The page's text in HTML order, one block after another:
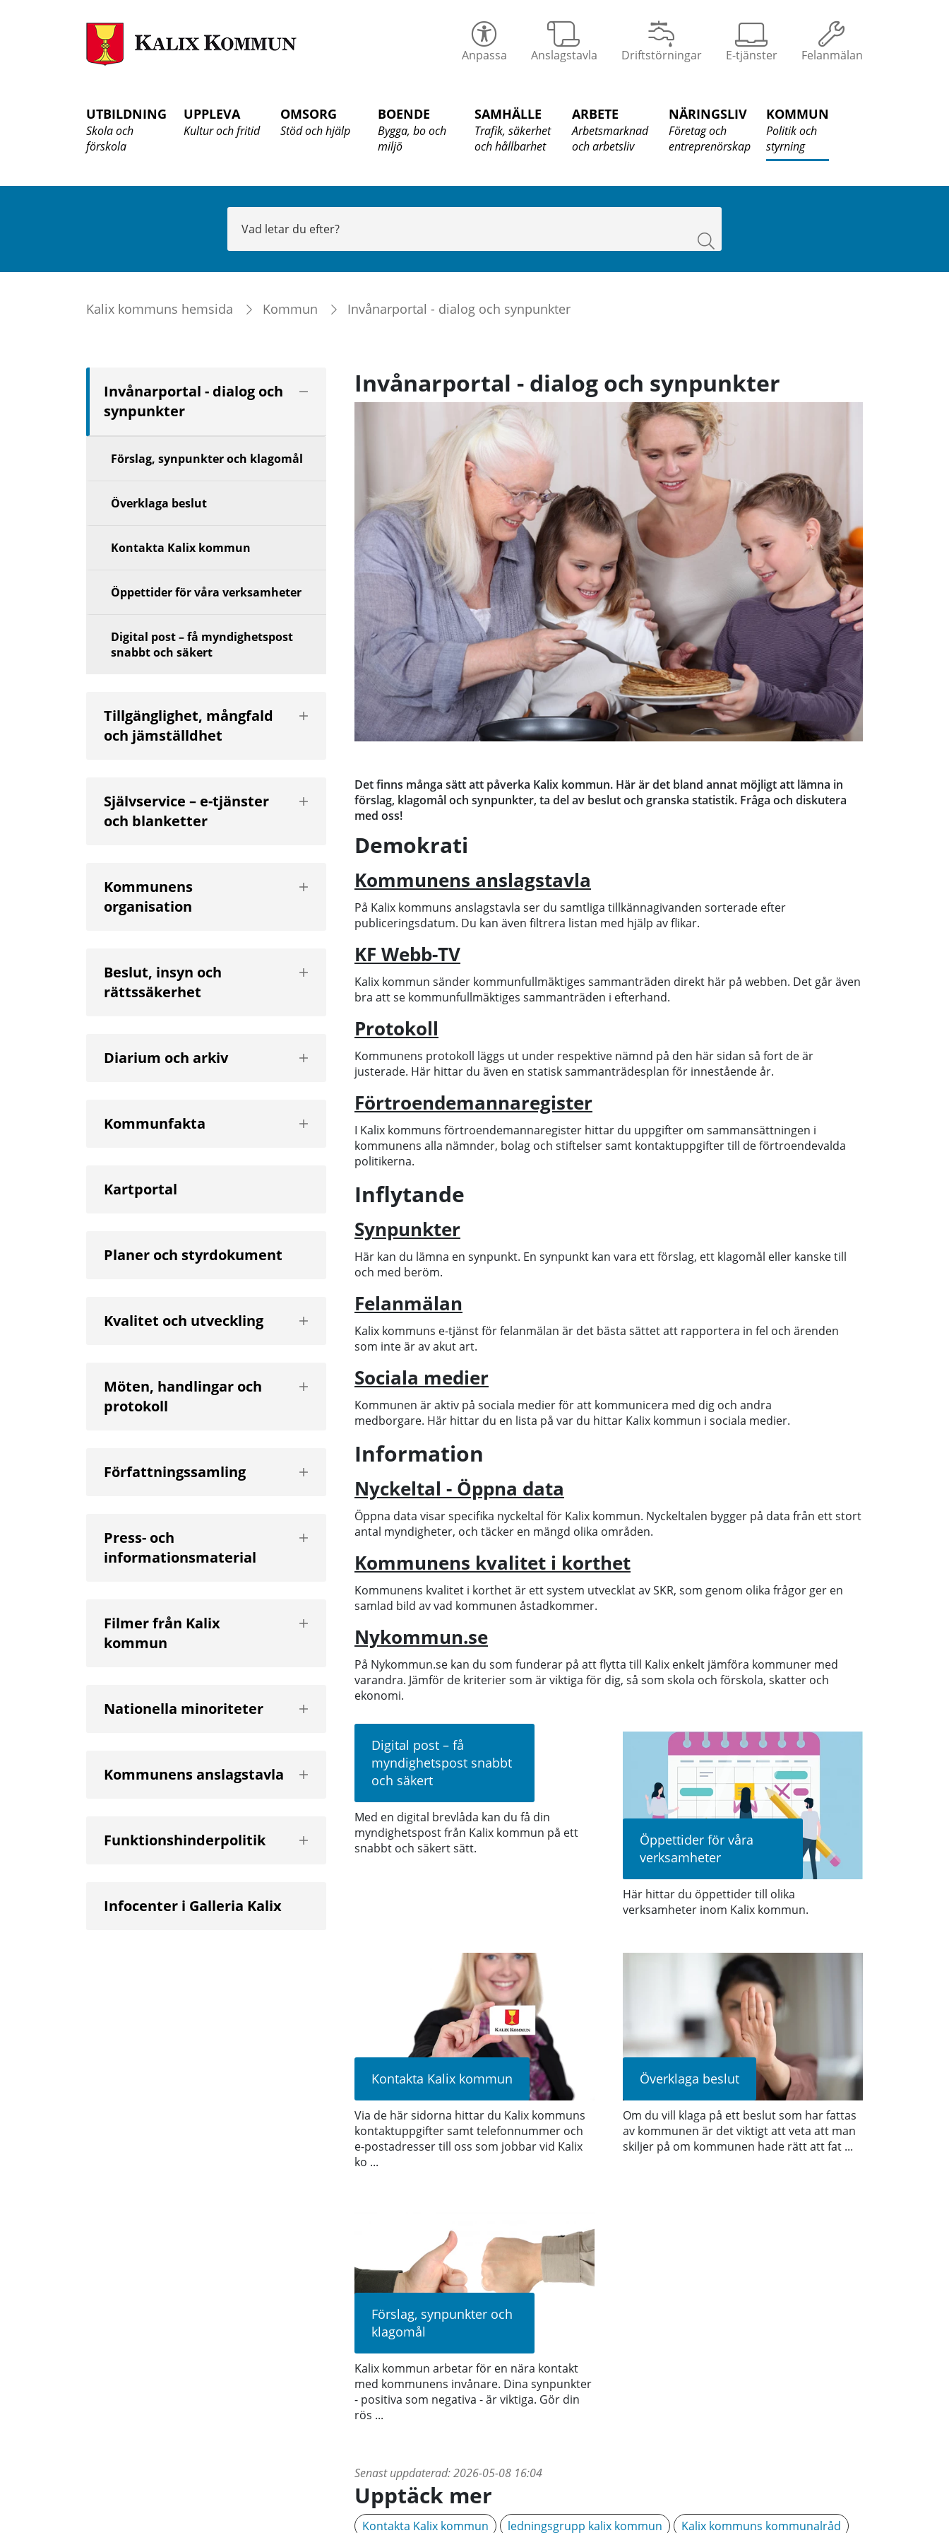
Anpassa Anslagstavla Driftstörningar E-tjänster Felanmälan
UTBILDNING
Skola och
förskola
UPPLEVA
Kultur och fritid
OMSORG
Stöd och hjälp
BOENDE
Bygga, bo och
miljö
SAMHÄLLE
Trafik, säkerhet
och hållbarhet
ARBETE
Arbetsmarknad
och arbetsliv
NÄRINGSLIV
Företag och
entreprenörskap
KOMMUN
Politik och
styrning
Sök
Kalix kommuns hemsida Kommun Invånarportal - dialog och synpunkter
Invånarportal - dialog och synpunkter
Det finns många sätt att påverka Kalix kommun. Här är det bland annat möjligt att lämna in
förslag, klagomål och synpunkter, ta del av beslut och granska statistik. Fråga och diskutera
med oss!
Demokrati
Kommunens anslagstavla
På Kalix kommuns anslagstavla ser du samtliga tillkännagivanden sorterade efter
publiceringsdatum. Du kan även filtrera listan med hjälp av flikar.
KF Webb-TV
Kalix kommun sänder kommunfullmäktiges sammanträden direkt här på webben. Det går även
bra att se kommunfullmäktiges sammanträden i efterhand.
Protokoll
Kommunens protokoll läggs ut under respektive nämnd på den här sidan så fort de är
justerade. Här hittar du även en statisk sammanträdesplan för innestående år.
Förtroendemannaregister
I Kalix kommuns förtroendemannaregister hittar du uppgifter om sammansättningen i
kommunens alla nämnder, bolag och stiftelser samt kontaktuppgifter till de förtroendevalda
politikerna.
Inflytande
Synpunkter
Här kan du lämna en synpunkt. En synpunkt kan vara ett förslag, ett klagomål eller kanske till
och med beröm.
Felanmälan
Kalix kommuns e-tjänst för felanmälan är det bästa sättet att rapportera in fel och ärenden
som inte är av akut art.
Sociala medier
Kommunen är aktiv på sociala medier för att kommunicera med dig och andra
medborgare. Här hittar du en lista på var du hittar Kalix kommun i sociala medier.
Information
Nyckeltal - Öppna data
Öppna data visar specifika nyckeltal för Kalix kommun. Nyckeltalen bygger på data från ett stort
antal myndigheter, och täcker en mängd olika områden.
Kommunens kvalitet i korthet
Kommunens kvalitet i korthet är ett system utvecklat av SKR, som genom olika frågor ger en
samlad bild av vad kommunen åstadkommer.
Nykommun.se
På Nykommun.se kan du som funderar på att flytta till Kalix enkelt jämföra kommuner med
varandra. Jämför de kriterier som är viktiga för dig, så som skola och förskola, skatter och
ekonomi.
Digital post – få
myndighetspost snabbt
och säkert
Med en digital brevlåda kan du få din
myndighetspost från Kalix kommun på ett
snabbt och säkert sätt.
Öppettider för våra
verksamheter
Här hittar du öppettider till olika
verksamheter inom Kalix kommun.
Kontakta Kalix kommun
Via de här sidorna hittar du Kalix kommuns
kontaktuppgifter samt telefonnummer och
e-postadresser till oss som jobbar vid Kalix
ko ...
Överklaga beslut
Om du vill klaga på ett beslut som har fattas
av kommunen är det viktigt att veta att man
skiljer på om kommunen hade rätt att fat ...
Förslag, synpunkter och
klagomål
Kalix kommun arbetar för en nära kontakt
med kommunens invånare. Dina synpunkter
- positiva som negativa - är viktiga. Gör din
rös ...
Senast uppdaterad:2026-05-08 16:04
Upptäck mer
Kontakta Kalix kommun ledningsgrupp kalix kommun Kalix kommuns kommunalråd
Invånarportal - dialog och
synpunkter
Förslag, synpunkter och klagomål
Överklaga beslut
Kontakta Kalix kommun
Öppettider för våra verksamheter
Digital post – få myndighetspost
snabbt och säkert
Tillgänglighet, mångfald
och jämställdhet
Visa
nästa
Självservice – e-tjänster
och blanketter
Visa
nästa
Kommunens
organisation
Visa
nästa
Beslut, insyn och
rättssäkerhet
Visa
nästa
Diarium och arkiv
Visa
nästa
Kommunfakta
Visa
nästa
Kartportal
Planer och styrdokument
Kvalitet och utveckling
Visa
nästa
Möten, handlingar och
protokoll
Visa
nästa
Författningssamling
Visa
nästa
Press- och
informationsmaterial
Visa
nästa
Filmer från Kalix
kommun
Visa
nästa
Nationella minoriteter
Visa
nästa
Kommunens anslagstavla
Visa
nästa
Funktionshinderpolitik
Visa
nästa
Infocenter i Galleria Kalix